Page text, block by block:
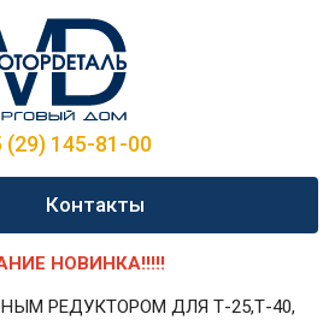
(29) 145-81-00
Контакты
НОВИНКА!!!!!
РЕДУКТОРОМ ДЛЯ Т-25,Т-40,